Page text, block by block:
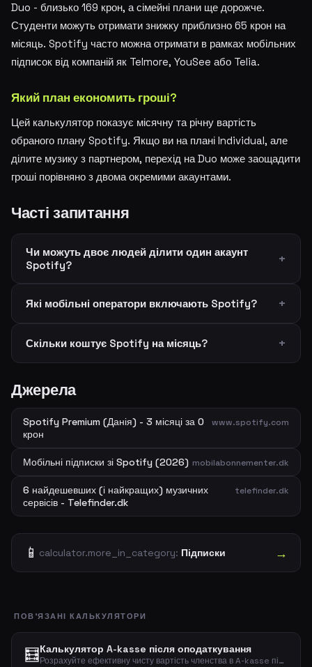
Duo - близько 169 крон, а сімейні плани ще дорожче.
Студенти можуть отримати знижку приблизно 65 крон на
місяць. Spotify часто можна отримати в рамках мобільних
підписок від компаній як Telmore, YouSee або Telia.
Який план економить гроші?
Цей калькулятор показує місячну та річну вартість
обраного плану Spotify. Якщо ви на плані Individual, але
ділите музику з партнером, перехід на Duo може заощадити
гроші порівняно з двома окремими акаунтами.
Часті запитання
Чи можуть двоє людей ділити один акаунт
Spotify?
Які мобільні оператори включають Spotify?
Скільки коштує Spotify на місяць?
Джерела
Spotify Premium (Данія) - 3 місяці за 0
крон
www.spotify.com
Мобільні підписки зі Spotify (2026) mobilabonnementer.dk
6 найдешевших (і найкращих) музичних
сервісів - Telefinder.dk
telefinder.dk
📱 calculator.more_in_category: Підписки →
ПОВ'ЯЗАНІ КАЛЬКУЛЯТОРИ
🧮Калькулятор A-kasse після оподаткування
Розрахуйте ефективну чисту вартість членства в A-kasse після податкового вирахування з регульованим відсотком.